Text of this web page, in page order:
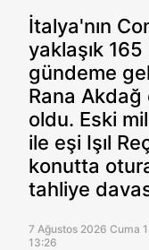
İtalya'nın
yaklaşık
gündeme
Rana
oldu. Eski
ile eşi Işıl
konutta
tahliye
7 Ağustos 2026 Cuma
13:26